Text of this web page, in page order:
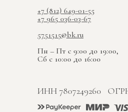
+7 (812) 649-01-55
+7 965 036-03-67
5751515@bk.ru
Пн – Пт с 9:00 до 19:00,
Сб с 10:00 до 16:00
ИНН 7807249260 ОГРН